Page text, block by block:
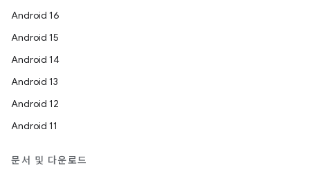
Android 16
Android 15
Android 14
Android 13
Android 12
Android 11
문서 및 다운로드